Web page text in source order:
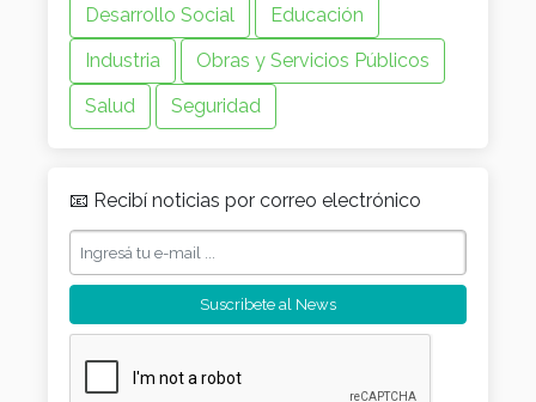
Desarrollo Social
Educación
Industria
Obras y Servicios Públicos
Salud
Seguridad
📧 Recibí noticias por correo electrónico